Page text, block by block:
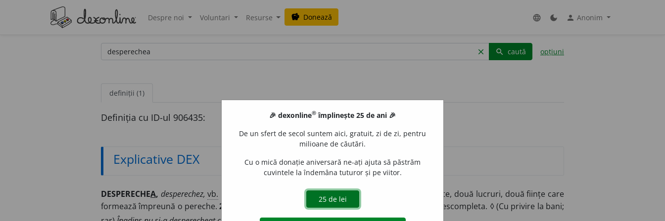
Despre noi Voluntari Resurse savings Donează language dark_mode person Anonim
clear search caută opțiuni
definiții (1)
Definiția cu ID-ul 906435:
Explicative DEX
DESPERECHEA, desperechez, vb.
A despărți, a desface, a dezbina două elemente, două lucruri, două ființe care
formează împreună o pereche.2.
A scoate o parte dintr-o serie de lucruri de același fel; a descompleta. ◊ (Cu privire la bani;
🎉 dexonline® împlinește 25 de ani 🎉
De un sfert de secol suntem aici, gratuit, zi de zi, pentru
milioane de căutări.
Cu o mică donație aniversară ne-ați ajuta să păstrăm
cuvintele la îndemâna tuturor și pe viitor.